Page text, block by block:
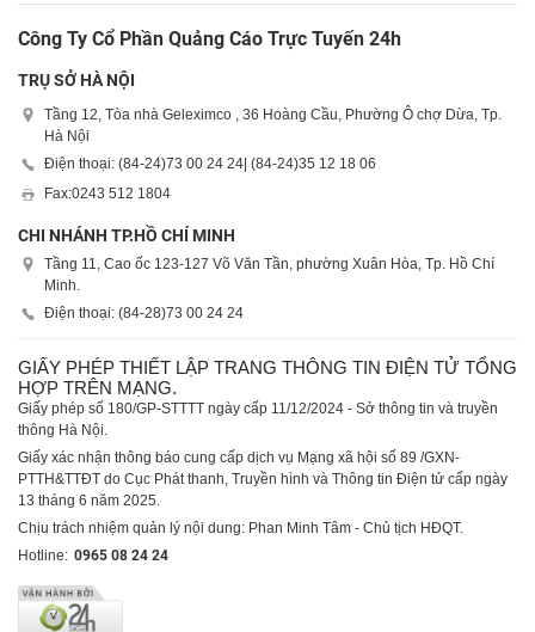
Công Ty Cổ Phần Quảng Cáo Trực Tuyến 24h
TRỤ SỞ HÀ NỘI
Tầng 12, Tòa nhà Geleximco , 36 Hoàng Cầu, Phường Ô chợ Dừa, Tp.
Hà Nội
Điện thoại: (84-24)73 00 24 24 | (84-24)35 12 18 06
Fax:0243 512 1804
CHI NHÁNH TP.HỒ CHÍ MINH
Tầng 11, Cao ốc 123-127 Võ Văn Tần, phường Xuân Hòa, Tp. Hồ Chí
Minh.
Điện thoại: (84-28)73 00 24 24
GIẤY PHÉP THIẾT LẬP TRANG THÔNG TIN ĐIỆN TỬ TỔNG
HỢP TRÊN MẠNG.
Giấy phép số 180/GP-STTTT ngày cấp 11/12/2024 - Sở thông tin và truyền
thông Hà Nội.
Giấy xác nhận thông báo cung cấp dịch vụ Mạng xã hội số 89 /GXN-
PTTH&TTĐT do Cục Phát thanh, Truyền hình và Thông tin Điện tử cấp ngày
13 tháng 6 năm 2025.
Chịu trách nhiệm quản lý nội dung: Phan Minh Tâm - Chủ tịch HĐQT.
Hotline: 0965 08 24 24